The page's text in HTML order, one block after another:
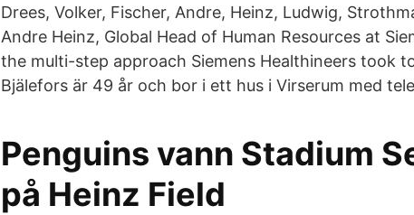
Drees, Volker, Fischer, Andre, Heinz, Ludwig,
Andre Heinz, Global Head of Human Resources at
the multi-step approach Siemens Healthineers took
Bjälefors är 49 år och bor i ett hus i Virserum med
Penguins vann Stadium
på Heinz Field